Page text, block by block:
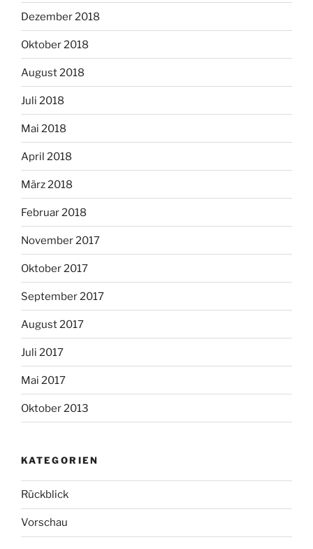
Dezember 2018
Oktober 2018
August 2018
Juli 2018
Mai 2018
April 2018
März 2018
Februar 2018
November 2017
Oktober 2017
September 2017
August 2017
Juli 2017
Mai 2017
Oktober 2013
KATEGORIEN
Rückblick
Vorschau